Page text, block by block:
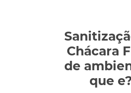
Chácara
de
que